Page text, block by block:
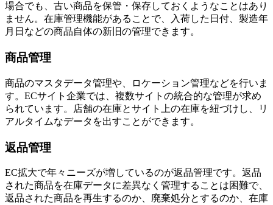
場合でも、古い商品を保管・保存しておくようなことはあり
ません。在庫管理機能があることで、入荷した日付、製造年
月日などの商品自体の新旧の管理できます。
商品管理
商品のマスタデータ管理や、ロケーション管理などを行いま
す。ECサイト企業では、複数サイトの統合的な管理が求め
られています。店舗の在庫とサイト上の在庫を紐づけし、リ
アルタイムなデータを出すことができます。
返品管理
EC拡大で年々ニーズが増しているのが返品管理です。返品
された商品を在庫データに差異なく管理することは困難で、
返品された商品を再生するのか、廃棄処分とするのか、在庫